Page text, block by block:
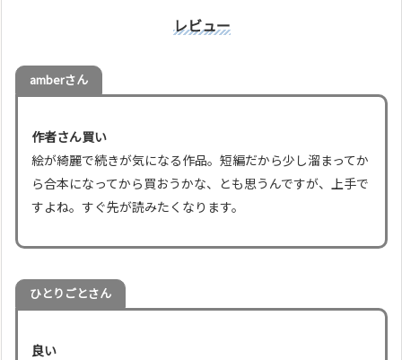
レビュー
amberさん
作者さん買い
絵が綺麗で続きが気になる作品。短編だから少し溜まってか
ら合本になってから買おうかな、とも思うんですが、上手で
すよね。すぐ先が読みたくなります。
ひとりごとさん
良い